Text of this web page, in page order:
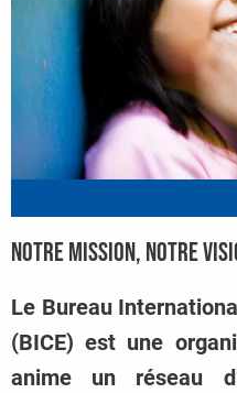
Notre mission, notre
Le Bureau
(BICE) est une
anime un réseau